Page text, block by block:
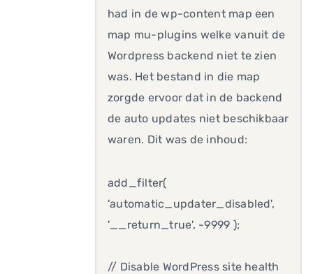
had in de wp-content map een
map mu-plugins welke vanuit de
Wordpress backend niet te zien
was. Het bestand in die map
zorgde ervoor dat in de backend
de auto updates niet beschikbaar
waren. Dit was de inhoud:
add_filter(
'automatic_updater_disabled',
'__return_true', -9999 );
// Disable WordPress site health